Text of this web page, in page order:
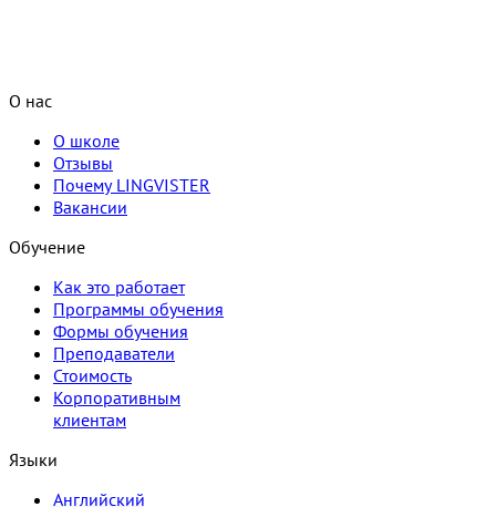
О нас
О школе
Отзывы
Почему LINGVISTER
Вакансии
Обучение
Как это работает
Программы обучения
Формы обучения
Преподаватели
Стоимость
Корпоративным
клиентам
Языки
Английский